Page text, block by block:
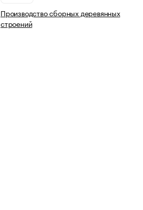
Производство сборных деревянных
строений